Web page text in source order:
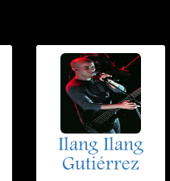
Ilang Ilang
Gutiérrez